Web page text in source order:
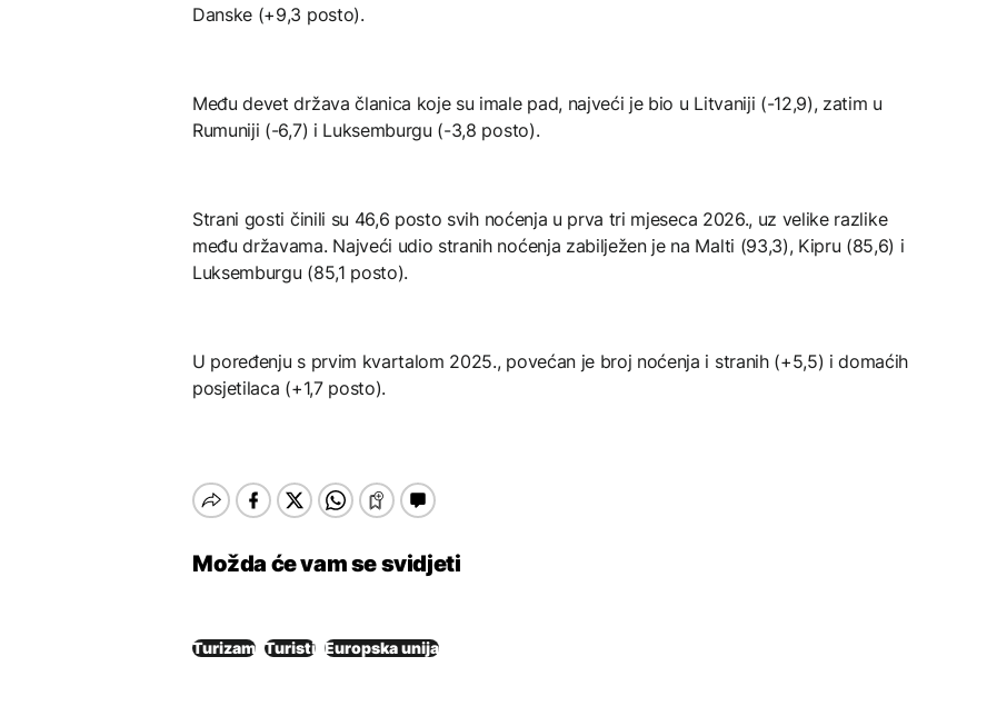
Danske (+9,3 posto).
Među devet država članica koje su imale pad, najveći je bio u Litvaniji (-12,9), zatim u
Rumuniji (-6,7) i Luksemburgu (-3,8 posto).
Strani gosti činili su 46,6 posto svih noćenja u prva tri mjeseca 2026., uz velike razlike
među državama. Najveći udio stranih noćenja zabilježen je na Malti (93,3), Kipru (85,6) i
Luksemburgu (85,1 posto).
U poređenju s prvim kvartalom 2025., povećan je broj noćenja i stranih (+5,5) i domaćih
posjetilaca (+1,7 posto).
Možda će vam se svidjeti
Turizam Turisti Europska unija